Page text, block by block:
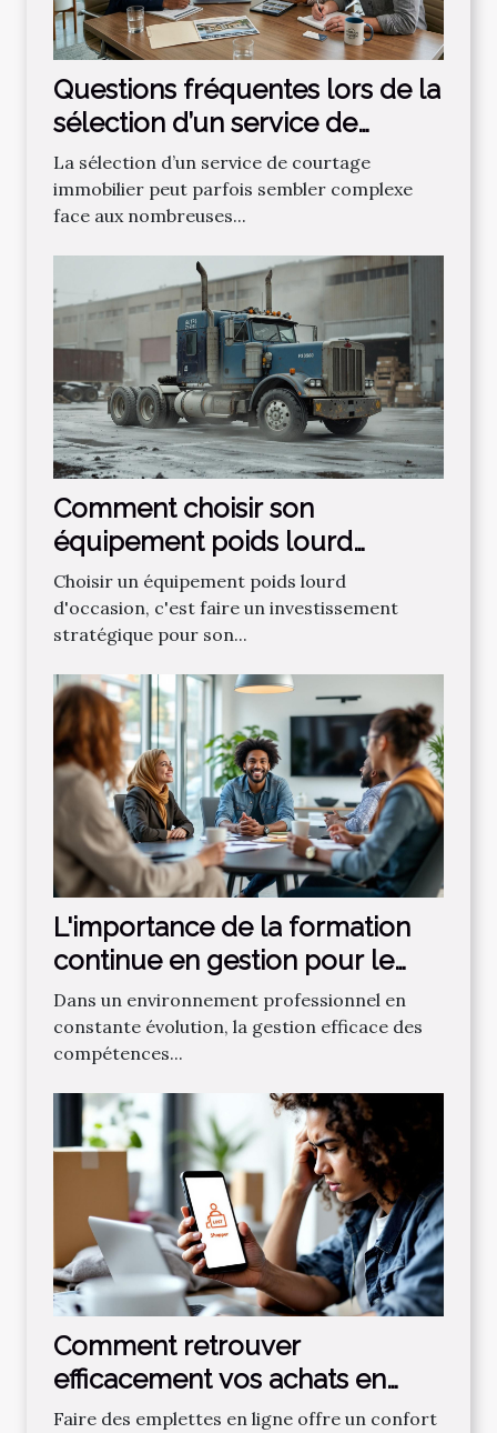
Questions fréquentes lors de la
sélection d’un service de
courtage immobilier
La sélection d’un service de courtage
immobilier peut parfois sembler complexe
face aux nombreuses...
Comment choisir son
équipement poids lourd
d'occasion ?
Choisir un équipement poids lourd
d'occasion, c'est faire un investissement
stratégique pour son...
L'importance de la formation
continue en gestion pour le
succès organisationnel
Dans un environnement professionnel en
constante évolution, la gestion efficace des
compétences...
Comment retrouver
efficacement vos achats en
ligne égarés ?
Faire des emplettes en ligne offre un confort